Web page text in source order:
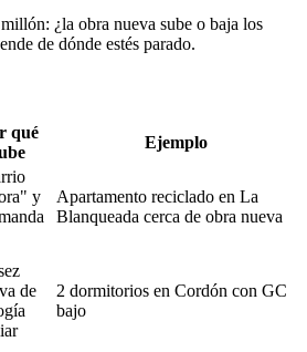
¿la obra nueva sube o baja los
de dónde estés parado.
qué
Ejemplo
y
Apartamento reciclado en La
Blanqueada cerca de obra nueva
de
2 dormitorios en Cordón con GC
bajo